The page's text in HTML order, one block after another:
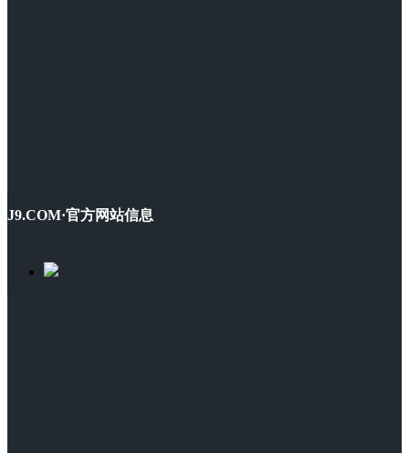
J9.COM·官方网站信息